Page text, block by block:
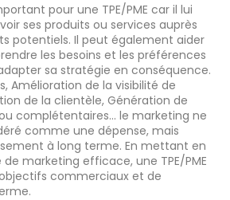
pour une TPE/PME car il lui
ses produits ou services auprès
potentiels. Il peut également aider
les besoins et les préférences
sa stratégie en conséquence.
Amélioration de la visibilité de
de la clientèle, Génération de
complétentaires... le marketing ne
comme une dépense, mais
à long terme. En mettant en
marketing efficace, une TPE/PME
commerciaux et de